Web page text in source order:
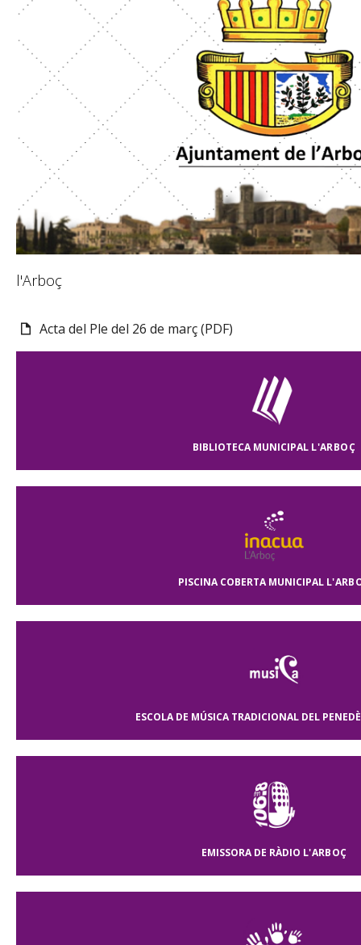
l'Arboç
Acta del Ple del 26 de març (PDF)
BIBLIOTECA MUNICIPAL L'ARBOÇ
PISCINA COBERTA MUNICIPAL
ESCOLA DE MÚSICA TRADICIONAL DEL
EMISSORA DE RÀDIO L'ARBOÇ